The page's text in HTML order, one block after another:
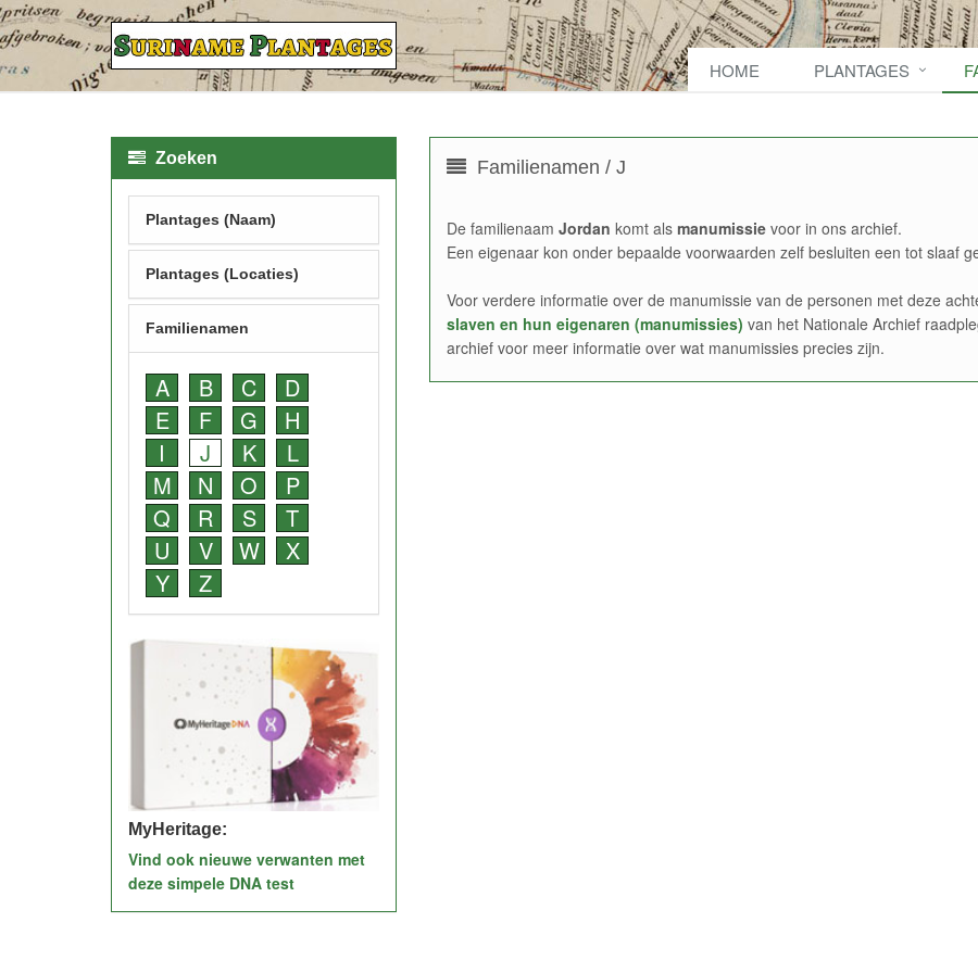
HOME PLANTAGES
Familienamen / J
De familienaam Jordan komt als manumissievoor in ons archief.
Een eigenaar kon onder bepaalde voorwaarden zelf besluiten een tot slaaf
Voor verdere informatie over de manumissie van de personen met deze
slaven en hun eigenaren (manumissies) van het Nationale Archief
archief voor meer informatie over wat manumissies precies zijn.
Zoeken
Plantages (Naam)
Plantages (Locaties)
Familienamen
A B C
D
E
F G
H
I
J K
L
M
N O
P
Q
R S
T
U
V W
X
Y
Z
MyHeritage:
Vind ook nieuwe verwanten met
deze simpele DNA test